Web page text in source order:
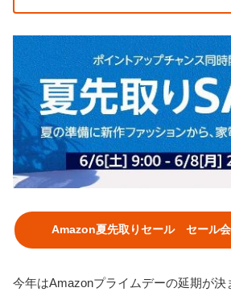
Amazon夏先取りセール セール会
今年はAmazonプライムデーの延期が決